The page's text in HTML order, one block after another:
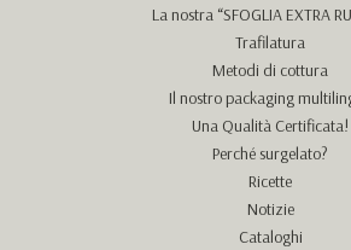
La nostra “SFOGLIA EXTRA
Trafilatura
Metodi di cottura
Il nostro packaging
Una Qualità Certificata!
Perché surgelato?
Ricette
Notizie
Cataloghi